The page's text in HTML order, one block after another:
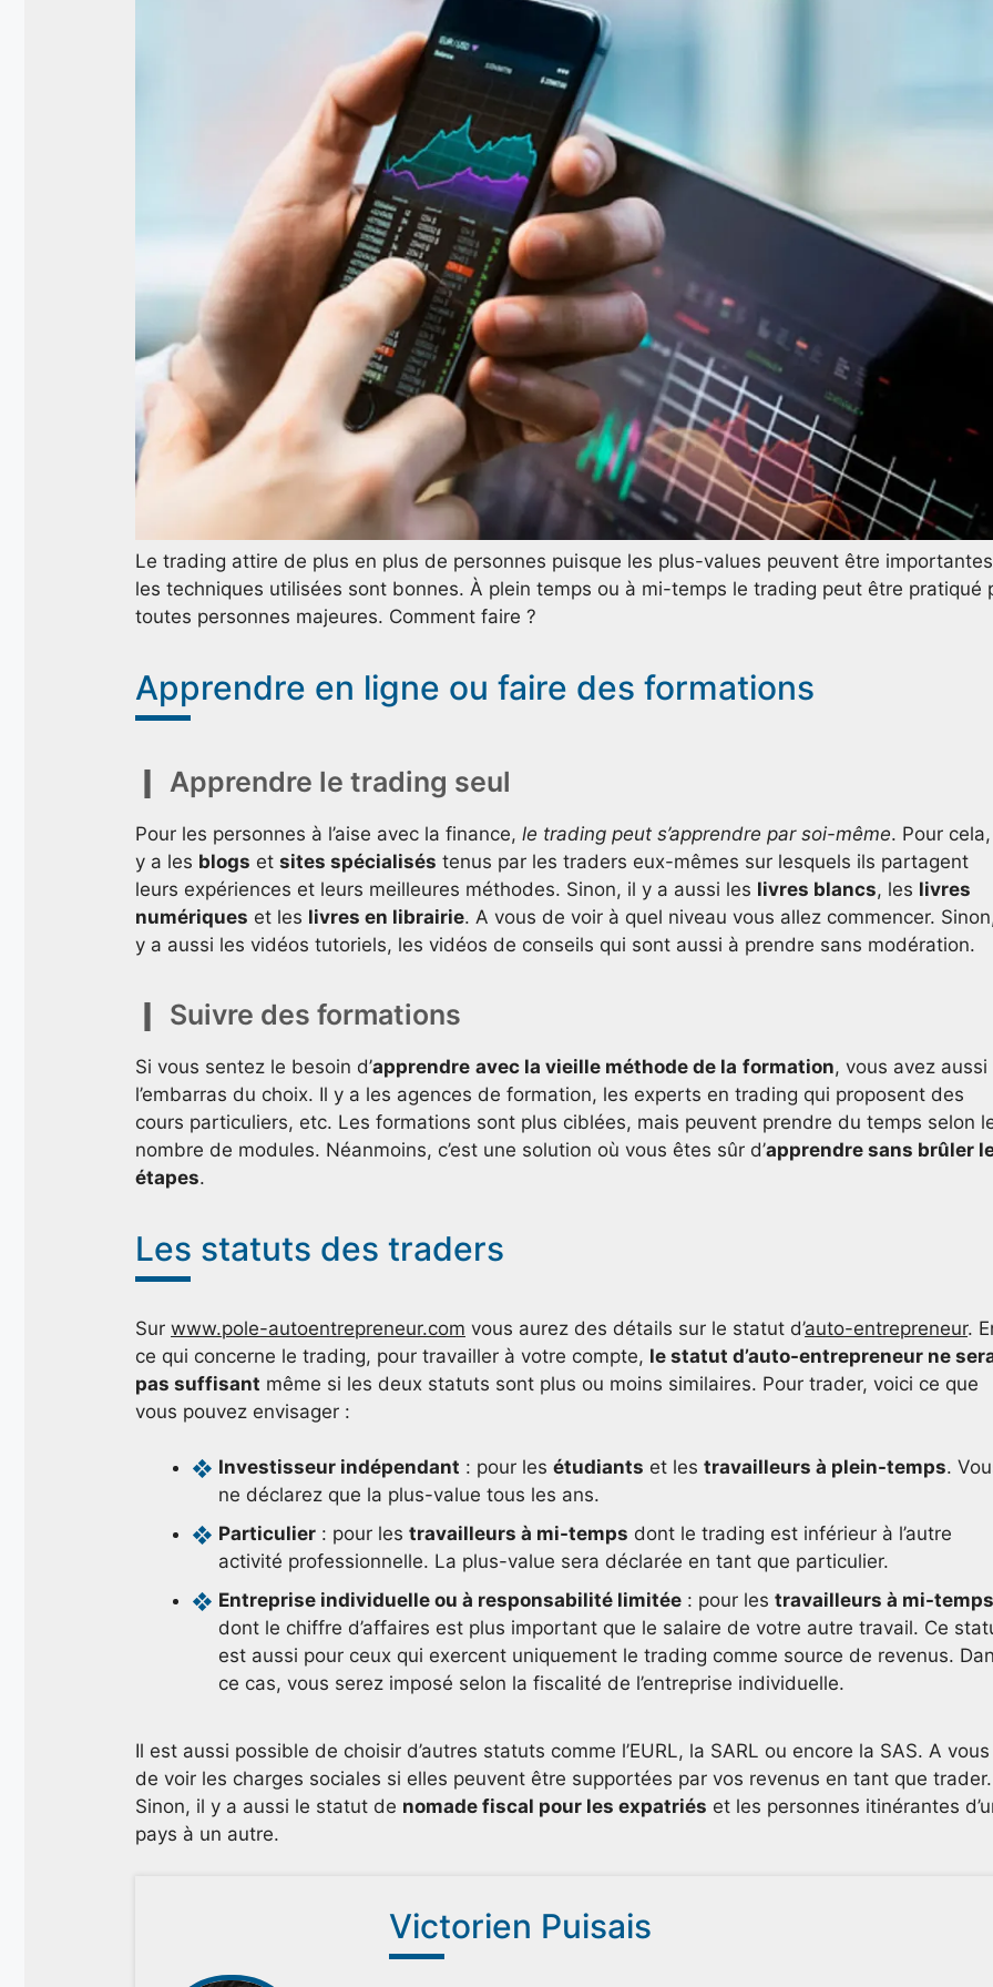
Le trading attire de plus en plus de personnes puisque les plus-values peuvent être
les techniques utilisées sont bonnes. À plein temps ou à mi-temps le trading peut être pratiqué
toutes personnes majeures. Comment faire ?
Apprendre en ligne ou faire des formations
Apprendre le trading seul
Pour les personnes à l’aise avec la finance, le trading peut s’apprendre par soi-même. Pour
y a les blogs et sites spécialisés tenus par les traders eux-mêmes sur lesquels ils partagent
leurs expériences et leurs meilleures méthodes. Sinon, il y a aussi les livres blancs, les livres
numériques et les livres en librairie. A vous de voir à quel niveau vous allez commencer.
y a aussi les vidéos tutoriels, les vidéos de conseils qui sont aussi à prendre sans modération.
Suivre des formations
Si vous sentez le besoin d’apprendre avec la vieille méthode de la formation, vous avez aussi
l’embarras du choix. Il y a les agences de formation, les experts en trading qui proposent des
cours particuliers, etc. Les formations sont plus ciblées, mais peuvent prendre du temps selon
nombre de modules. Néanmoins, c’est une solution où vous êtes sûr d’apprendre sans brûler
étapes.
Les statuts des traders
Sur www.pole-autoentrepreneur.com vous aurez des détails sur le statut d’auto-entrepreneur.
ce qui concerne le trading, pour travailler à votre compte, le statut d’auto-entrepreneur ne
pas suffisant même si les deux statuts sont plus ou moins similaires. Pour trader, voici ce que
vous pouvez envisager :
Investisseur indépendant : pour les étudiants et les travailleurs à plein-temps.
ne déclarez que la plus-value tous les ans.
Particulier : pour les travailleurs à mi-temps dont le trading est inférieur à l’autre
activité professionnelle. La plus-value sera déclarée en tant que particulier.
Entreprise individuelle ou à responsabilité limitée : pour les travailleurs à mi-temps
dont le chiffre d’affaires est plus important que le salaire de votre autre travail. Ce
est aussi pour ceux qui exercent uniquement le trading comme source de revenus.
ce cas, vous serez imposé selon la fiscalité de l’entreprise individuelle.
Il est aussi possible de choisir d’autres statuts comme l’EURL, la SARL ou encore la SAS. A vous
de voir les charges sociales si elles peuvent être supportées par vos revenus en tant que trader.
Sinon, il y a aussi le statut de nomade fiscal pour les expatriés et les personnes itinérantes
pays à un autre.
Victorien Puisais